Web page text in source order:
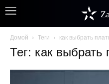
Домой Теги как выбрать
Тег: как выбрать